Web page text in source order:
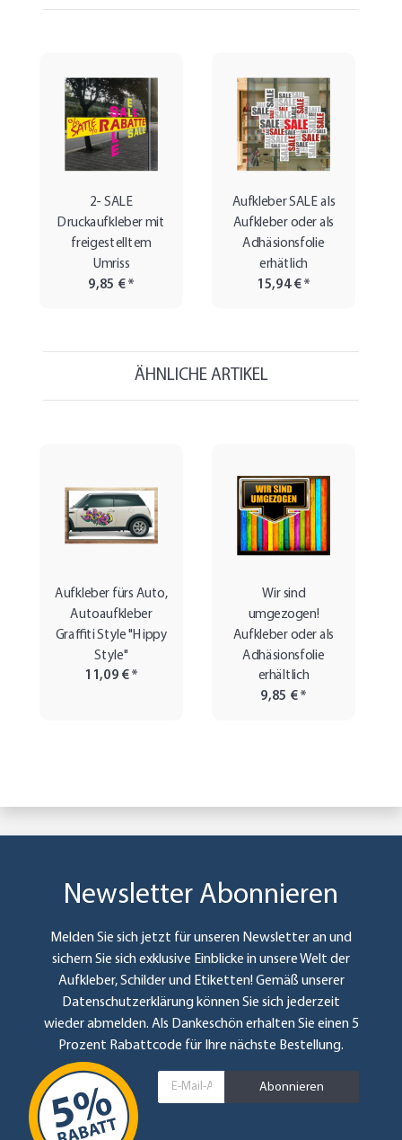
2- SALE
Druckaufkleber mit
freigestelltem
Umriss
9,85 €*
Aufkleber SALE als
Aufkleber oder als
Adhäsionsfolie
erhätlich
15,94 €*
ÄHNLICHE ARTIKEL
Aufkleber fürs Auto,
Autoaufkleber
Graffiti Style "Hippy
Style"
11,09 €*
Wir sind
umgezogen!
Aufkleber oder als
Adhäsionsfolie
erhältlich
9,85 €*
Newsletter Abonnieren
Melden Sie sich jetzt für unseren Newsletter an und
sichern Sie sich exklusive Einblicke in unsere Welt der
Aufkleber, Schilder und Etiketten! Gemäß unserer
Datenschutzerklärung können Sie sich jederzeit
wieder abmelden. Als Dankeschön erhalten Sie einen 5
Prozent Rabattcode für Ihre nächste Bestellung.
Abonnieren